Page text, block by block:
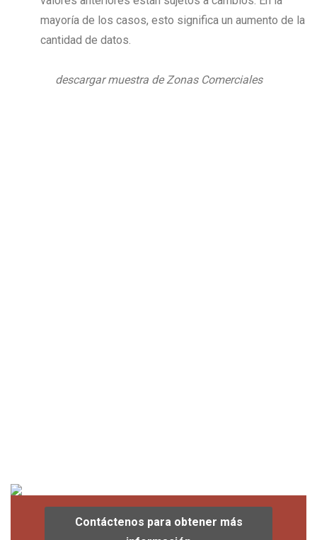
mayoría de los casos, esto significa un aumento de la
cantidad de datos.
descargar muestra de Zonas Comerciales
Contáctenos para obtener más